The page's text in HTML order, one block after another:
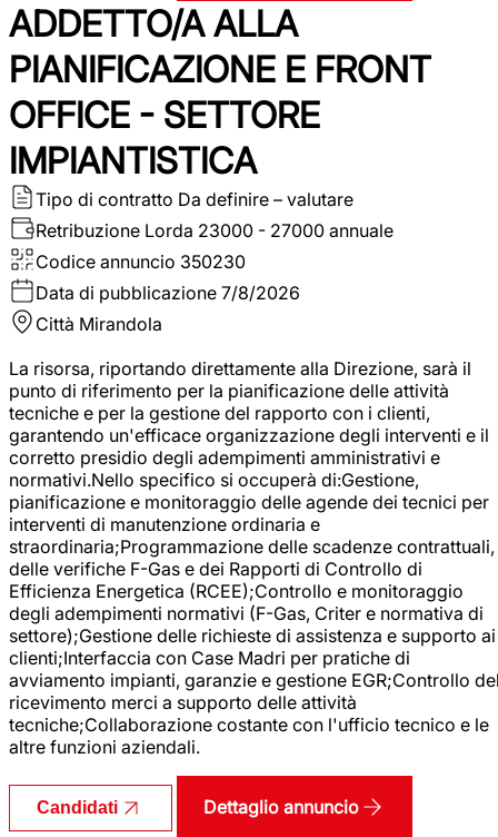
ADDETTO/A ALLA
PIANIFICAZIONE E FRONT
OFFICE - SETTORE
IMPIANTISTICA
Tipo di contratto Da definire – valutare
Retribuzione Lorda 23000 - 27000 annuale
Codice annuncio 350230
Data di pubblicazione 7/8/2026
Città Mirandola
La risorsa, riportando direttamente alla Direzione, sarà il
punto di riferimento per la pianificazione delle attività
tecniche e per la gestione del rapporto con i clienti,
garantendo un'efficace organizzazione degli interventi e il
corretto presidio degli adempimenti amministrativi e
normativi.Nello specifico si occuperà di:Gestione,
pianificazione e monitoraggio delle agende dei tecnici per
interventi di manutenzione ordinaria e
straordinaria;Programmazione delle scadenze contrattuali,
delle verifiche F-Gas e dei Rapporti di Controllo di
Efficienza Energetica (RCEE);Controllo e monitoraggio
degli adempimenti normativi (F-Gas, Criter e normativa di
settore);Gestione delle richieste di assistenza e supporto ai
clienti;Interfaccia con Case Madri per pratiche di
avviamento impianti, garanzie e gestione EGR;Controllo
ricevimento merci a supporto delle attività
tecniche;Collaborazione costante con l'ufficio tecnico e le
altre funzioni aziendali.
Candidati Dettaglio annuncio